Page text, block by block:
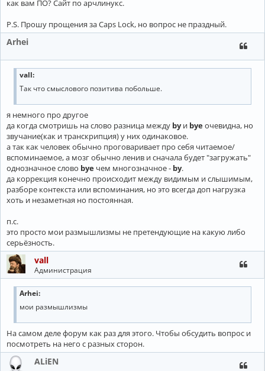
как вам ПО? Сайт по арчлинукс.
P.S. Прошу прощения за Caps Lock, но вопрос не праздный.
Arhei
vall:
Так что смыслового позитива побольше.
я немного про другое
да когда смотришь на слово разница между byи byeочевидна, но
звучание(как и транскрипция) у них одинаковое.
а так как человек обычно проговаривает про себя читаемое/
вспоминаемое, а мозг обычно ленив и сначала будет "загружать"
однозначное слово bye чем многозначное - by.
да коррекция конечно происходит между видимым и слышимым,
разборе контекста или вспоминания, но это всегда доп нагрузка
хоть и незаметная но постоянная.
п.с.
это просто мои размышлизмы не претендующие на какую либо
серьёзность.
vall
Администрация
Arhei:
мои размышлизмы
На самом деле форум как раз для этого. Чтобы обсудить вопрос и
посмотреть на него с разных сторон.
ALiEN